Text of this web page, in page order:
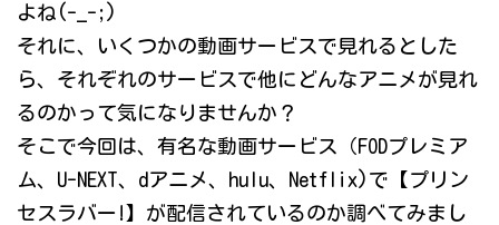
よね(-_-;)
それに、いくつかの動画サービスで見れるとした
ら、それぞれのサービスで他にどんなアニメが見れ
るのかって気になりませんか？
そこで今回は、有名な動画サービス（FODプレミア
ム、U-NEXT、dアニメ、hulu、Netflix)で【プリン
セスラバー!】が配信されているのか調べてみまし